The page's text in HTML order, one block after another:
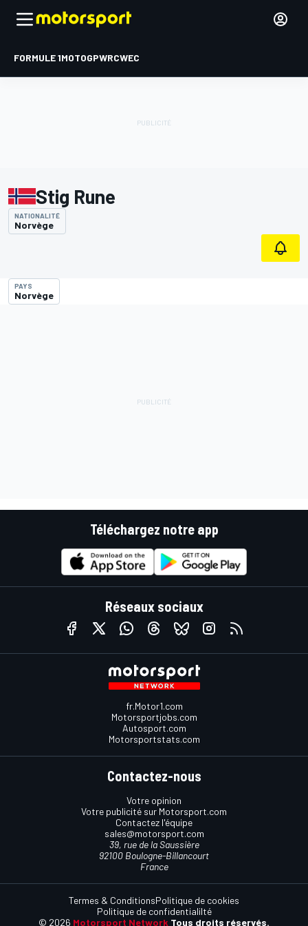
FORMULE 1MOTOGPWRCWEC
Stig Rune
NATIONALITÉ
Norvège
PAYS
Norvège
Téléchargez notre app
Réseaux sociaux
fr.Motor1.com
Motorsportjobs.com
Autosport.com
Motorsportstats.com
Contactez-nous
Votre opinion
Votre publicité sur Motorsport.com
Contactez l'équipe
sales@motorsport.com
39, rue de la Saussière
92100 Boulogne-Billancourt
France
© 2026 Motorsport Network Tous droits réservés.
Termes & ConditionsPolitique de cookies
Politique de confidentialilté